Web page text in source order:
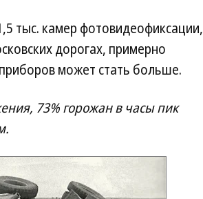
тыс. камер фотовидеофиксации,
дорогах, примерно
может стать больше.
73% горожан в часы пик